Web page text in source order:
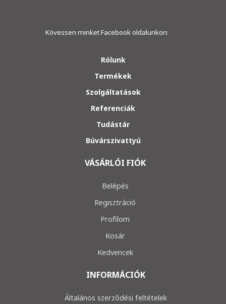
Kövessen minket Facebook oldalunkon:
Rólunk
Termékek
Szolgáltatások
Referenciák
Tudástár
Búvárszivattyú
VÁSÁRLÓI FIÓK
Belépés
Regisztráció
Profilom
Kosár
Kedvencek
INFORMÁCIÓK
Általános szerződési feltételek